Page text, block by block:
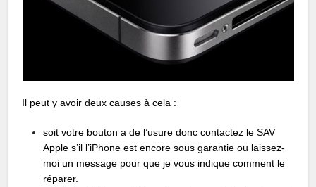
Il peut y avoir deux causes à cela :
soit votre bouton a de l’usure donc contactez le SAV
Apple s’il l’iPhone est encore sous garantie ou laissez-
moi un message pour que je vous indique comment le
réparer.